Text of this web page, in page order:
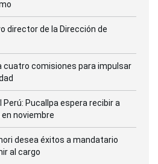
director de la Dirección de
cuatro comisiones para impulsar
Perú: Pucallpa espera recibir a
noviembre
desea éxitos a mandatario
al cargo